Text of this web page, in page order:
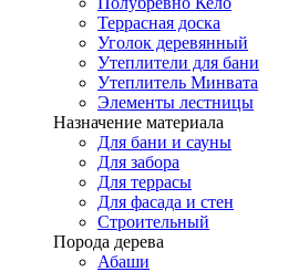
Террасная доска
Уголок деревянный
Утеплители для бани
Утеплитель Минвата
Элементы лестницы
Назначение материала
Для бани и сауны
Для забора
Для террасы
Для фасада и стен
Строительный
Порода дерева
Абаши